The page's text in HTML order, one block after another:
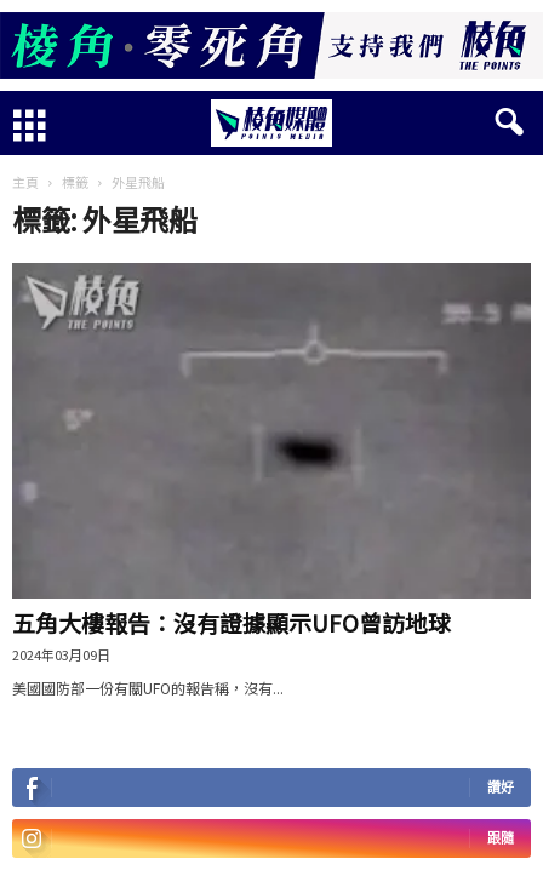
主頁 標籤 外星飛船
標籤: 外星飛船
五角大樓報告：沒有證據顯示UFO曾訪地球
2024年03月09日
美國國防部一份有關UFO的報告稱，沒有...
讚好
跟隨